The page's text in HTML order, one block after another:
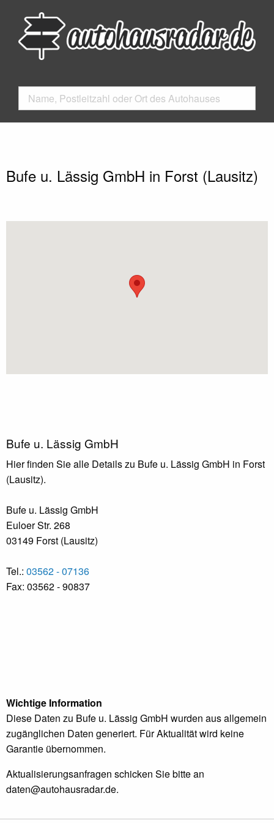
Bufe u. Lässig GmbH in Forst (Lausitz)
Bufe u. Lässig GmbH
Hier finden Sie alle Details zu Bufe u. Lässig GmbH in Forst
(Lausitz).
Bufe u. Lässig GmbH
Euloer Str. 268
03149 Forst (Lausitz)
Tel.: 03562 - 07136
Fax: 03562 - 90837
Wichtige Information
Diese Daten zu Bufe u. Lässig GmbH wurden aus allgemein
zugänglichen Daten generiert. Für Aktualität wird keine
Garantie übernommen.
Aktualisierungsanfragen schicken Sie bitte an
daten@autohausradar.de.